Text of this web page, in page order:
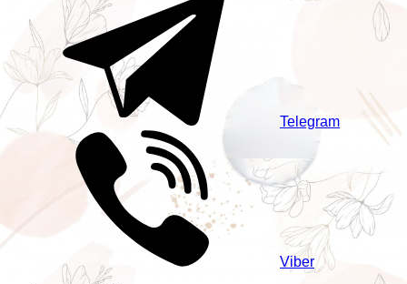
Telegram
Viber